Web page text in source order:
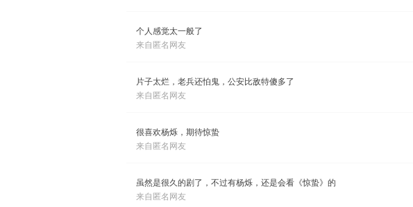
个人感觉太一般了
来自匿名网友
片子太烂，老兵还怕鬼，公安比敌特傻多了
来自匿名网友
很喜欢杨烁，期待惊蛰
来自匿名网友
虽然是很久的剧了，不过有杨烁，还是会看《惊蛰》的
来自匿名网友